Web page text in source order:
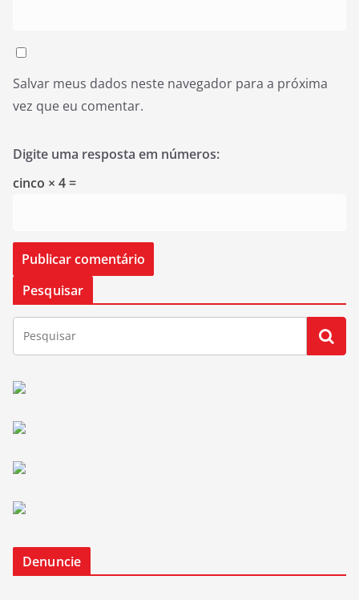
Salvar meus dados neste navegador para a próxima
vez que eu comentar.
Digite uma resposta em números:
cinco × 4 =
Pesquisar
Denuncie